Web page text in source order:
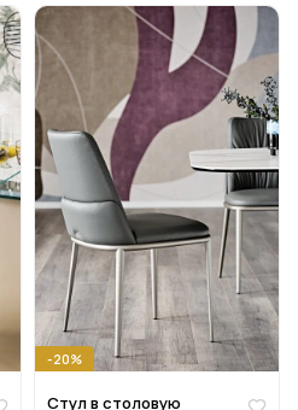
-20%
Стул в столовую